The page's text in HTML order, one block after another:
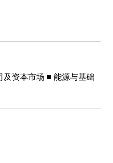
资本市场 ■ 能源与基础